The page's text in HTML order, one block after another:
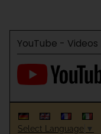
YouTube -
Select Language ▼